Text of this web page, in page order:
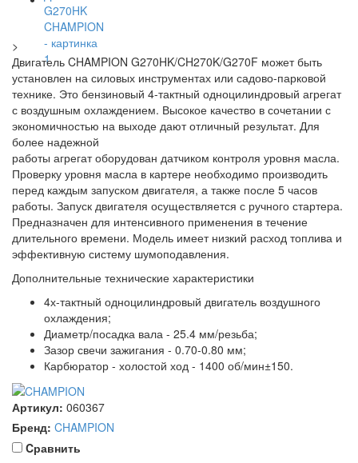
>
Двигатель CHAMPION G270HK/CH270K/G270F может быть
установлен на силовых инструментах или садово-парковой
технике. Это бензиновый 4-тактный одноцилиндровый агрегат
с воздушным охлаждением. Высокое качество в сочетании с
экономичностью на выходе дают отличный результат. Для
более надежной
работы агрегат оборудован датчиком контроля уровня масла.
Проверку уровня масла в картере необходимо производить
перед каждым запуском двигателя, а также после 5 часов
работы. Запуск двигателя осуществляется с ручного стартера.
Предназначен для интенсивного применения в течение
длительного времени. Модель имеет низкий расход топлива и
эффективную систему шумоподавления.
Дополнительные технические характеристики
4х-тактный одноцилиндровый двигатель воздушного
охлаждения;
Диаметр/посадка вала - 25.4 мм/резьба;
Зазор свечи зажигания - 0.70-0.80 мм;
Карбюратор - холостой ход - 1400 об/мин±150.
Артикул: 060367
Бренд: CHAMPION
Cравнить